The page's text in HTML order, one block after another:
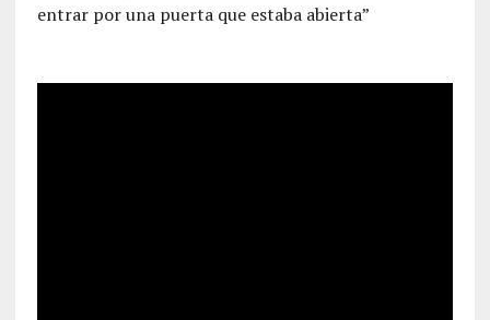
entrar por una puerta que estaba abierta”